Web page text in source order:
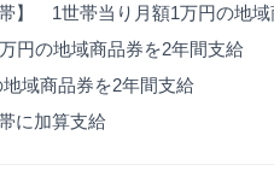
】 1世帯当り月額1万円の地
円の地域商品券を2年間支給
域商品券を2年間支給
に加算支給